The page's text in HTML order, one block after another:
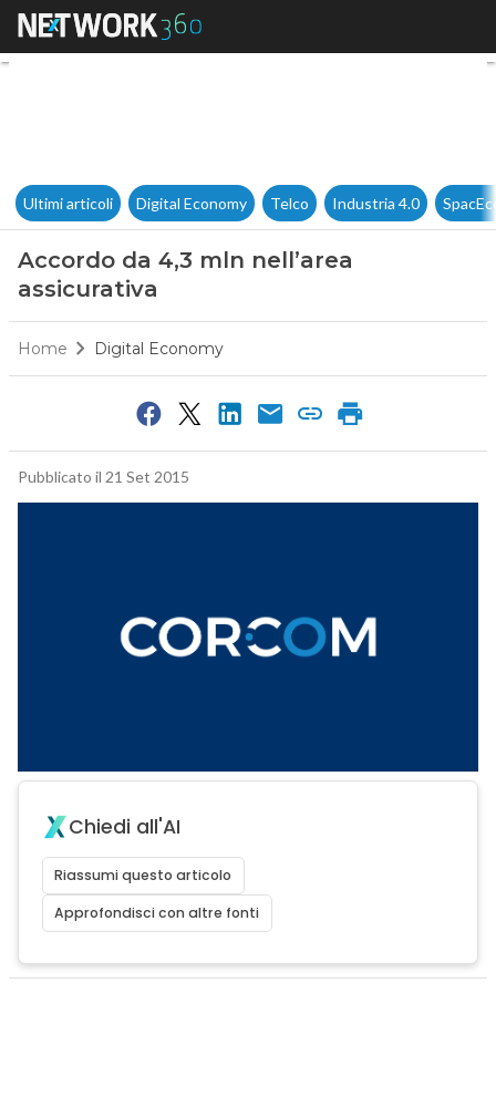
Accordo da 4,3 mln nell’area
Ultimi articoli Digital Economy Telco Industria 4.0
Accordo da 4,3 mln nell’area
assicurativa
Home Digital Economy
Pubblicato il 21 Set 2015
Chiedi all'AI
Riassumi questo articolo
Approfondisci con altre fonti